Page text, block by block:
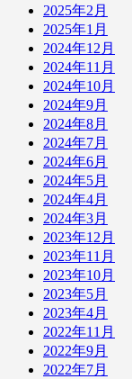
2025年2月
2025年1月
2024年12月
2024年11月
2024年10月
2024年9月
2024年8月
2024年7月
2024年6月
2024年5月
2024年4月
2024年3月
2023年12月
2023年11月
2023年10月
2023年5月
2023年4月
2022年11月
2022年9月
2022年7月